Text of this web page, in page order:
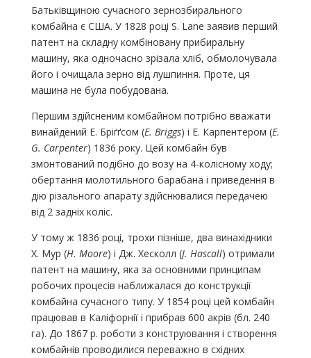
Батьківщиною сучасного зернозбирального
комбайна є США. У 1828 році S. Lane заявив перший
патент на складну комбіновану прибиральну
машину, яка одночасно зрізала хліб, обмолочувала
його і очищала зерно від лушпиння. Проте, ця
машина не була побудована.
Першим здійсненим комбайном потрібно вважати
винайдений Е. Бріґґсом (Е. Briggs) і Е. Карпентером (E.
G. Carpenter) 1836 року. Цей комбайн був
змонтований подібно до возу на 4-колісному ходу;
обертання молотильного барабана і приведення в
дію різального апарату здійснювалися передачею
від 2 задніх коліс.
У тому ж 1836 році, трохи пізніше, два винахідники
Х. Мур (Н. Moore) і Дж. Хесколл (J. Hascall) отримали
патент на машину, яка за основними принципам
робочих процесів наближалася до конструкції
комбайна сучасного типу. У 1854 році цей комбайн
працював в Каліфорнії і прибрав 600 акрів (бл. 240
га). До 1867 р. роботи з конструювання і створення
комбайнів проводилися переважно в східних